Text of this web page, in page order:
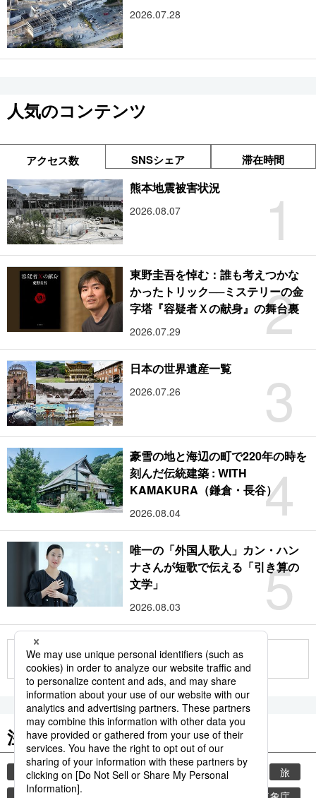
2026.07.28
人気のコンテンツ
アクセス数 SNSシェア 滞在時間
1
熊本地震被害状況
2026.08.07
2
東野圭吾を悼む：誰も考えつかな
かったトリック──ミステリーの金
字塔『容疑者Ｘの献身』の舞台裏
2026.07.29
3
日本の世界遺産一覧
2026.07.26
4
豪雪の地と海辺の町で220年の時を
刻んだ伝統建築 : WITH
KAMAKURA（鎌倉・長谷）
2026.08.04
5
唯一の「外国人歌人」カン・ハン
ナさんが短歌で伝える「引き算の
文学」
2026.08.03
もっと見る
注目のキーワード
共同通信ニュース 時事通信ニュース 観光
旅